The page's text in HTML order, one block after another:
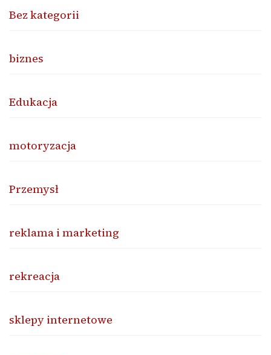
Bez kategorii
biznes
Edukacja
motoryzacja
Przemysł
reklama i marketing
rekreacja
sklepy internetowe